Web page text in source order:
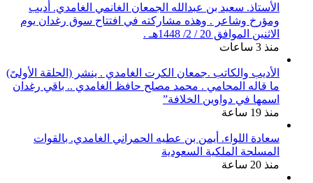
الأستاذ. سعيد بن عبدالله الجمعان الغانمي الغامدي. أديب
ومؤرخ وشاعر . وهذه مشاركته في افتتاح سوق رغدان يوم
الاثنين الموافق 20 / 2/ 1448هـ .
منذ 3 ساعات
الأديب والكاتب .جمعان الكرت الغامدي . ينشر (الحلقة الأولىً)
ما قاله المحامي . محمد مصلح حافظ الغامدي .. باقي رغدان
اسمها في دواوين الخلافة”
منذ 19 ساعة
سعادة اللواء. أيمن بن عطيه الحمراني الغامدي. بالقوات
المسلحة الملكية السعودية
منذ 20 ساعة